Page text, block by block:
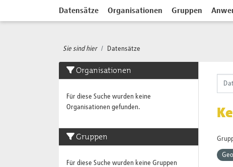
Datensätze Organisationen Gruppen
Sie sind hier Datensätze
Organisationen
Für diese Suche wurden keine
Organisationen gefunden.
Gruppen
Für diese Suche wurden keine Gruppen